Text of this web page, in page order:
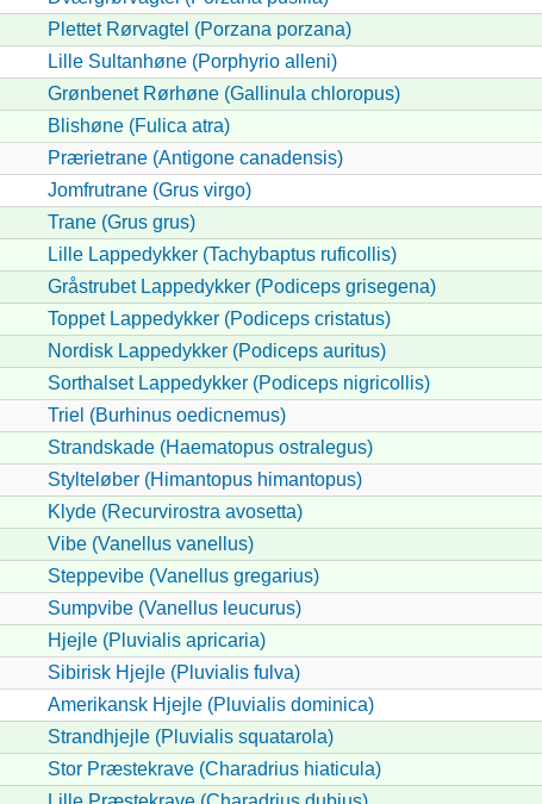
Plettet Rørvagtel (Porzana porzana)
Lille Sultanhøne (Porphyrio alleni)
Grønbenet Rørhøne (Gallinula chloropus)
Blishøne (Fulica atra)
Prærietrane (Antigone canadensis)
Jomfrutrane (Grus virgo)
Trane (Grus grus)
Lille Lappedykker (Tachybaptus ruficollis)
Gråstrubet Lappedykker (Podiceps grisegena)
Toppet Lappedykker (Podiceps cristatus)
Nordisk Lappedykker (Podiceps auritus)
Sorthalset Lappedykker (Podiceps nigricollis)
Triel (Burhinus oedicnemus)
Strandskade (Haematopus ostralegus)
Stylteløber (Himantopus himantopus)
Klyde (Recurvirostra avosetta)
Vibe (Vanellus vanellus)
Steppevibe (Vanellus gregarius)
Sumpvibe (Vanellus leucurus)
Hjejle (Pluvialis apricaria)
Sibirisk Hjejle (Pluvialis fulva)
Amerikansk Hjejle (Pluvialis dominica)
Strandhjejle (Pluvialis squatarola)
Stor Præstekrave (Charadrius hiaticula)